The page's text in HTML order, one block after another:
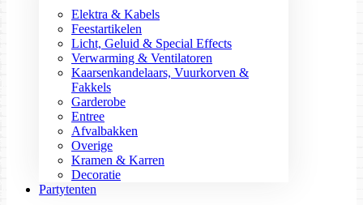
Elektra & Kabels
Feestartikelen
Licht, Geluid & Special Effects
Verwarming & Ventilatoren
Kaarsenkandelaars, Vuurkorven &
Fakkels
Garderobe
Entree
Afvalbakken
Overige
Kramen & Karren
Decoratie
Partytenten